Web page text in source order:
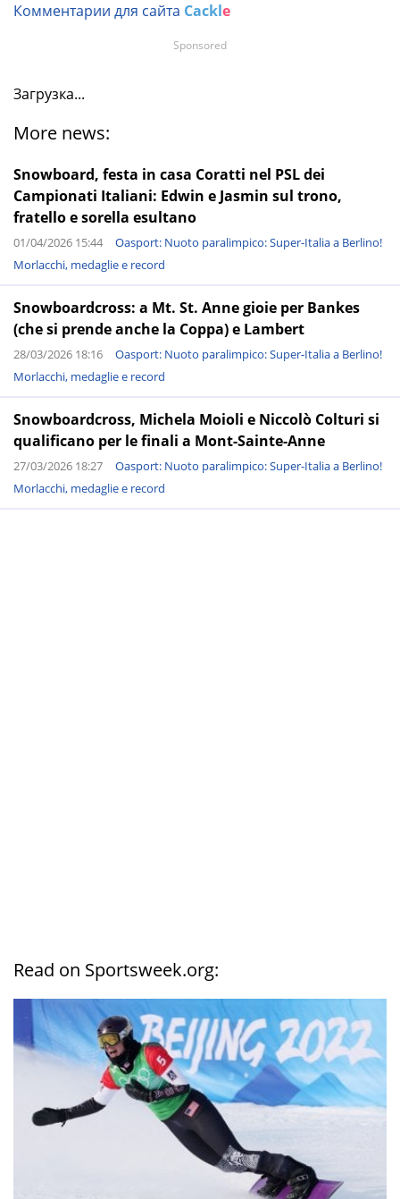
Комментарии для сайта Cackle
Загрузка...
More news:
Snowboard, festa in casa Coratti nel PSL dei
Campionati Italiani: Edwin e Jasmin sul trono,
fratello e sorella esultano
01/04/2026 15:44
Oasport: Nuoto paralimpico: Super-Italia a Berlino!
Morlacchi, medaglie e record
Snowboardcross: a Mt. St. Anne gioie per Bankes
(che si prende anche la Coppa) e Lambert
28/03/2026 18:16
Oasport: Nuoto paralimpico: Super-Italia a Berlino!
Morlacchi, medaglie e record
Snowboardcross, Michela Moioli e Niccolò Colturi si
qualificano per le finali a Mont-Sainte-Anne
27/03/2026 18:27
Oasport: Nuoto paralimpico: Super-Italia a Berlino!
Morlacchi, medaglie e record
Read on Sportsweek.org:
Sponsored